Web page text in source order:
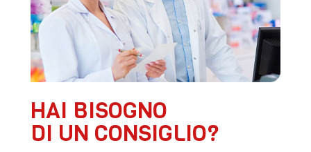
HAI BISOGNO
DI UN CONSIGLIO?